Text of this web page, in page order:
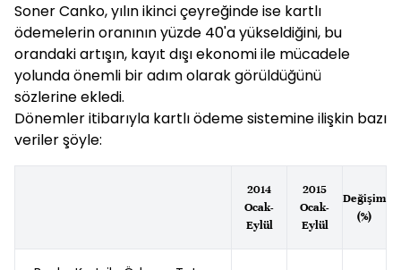
Soner Canko, yılın ikinci çeyreğinde ise kartlı
ödemelerin oranının yüzde 40'a yükseldiğini, bu
orandaki artışın, kayıt dışı ekonomi ile mücadele
yolunda önemli bir adım olarak görüldüğünü
sözlerine ekledi.
Dönemler itibarıyla kartlı ödeme sistemine ilişkin bazı
veriler şöyle:
2014
Ocak-
Eylül
2015
Ocak-
Eylül
Değişim
(%)